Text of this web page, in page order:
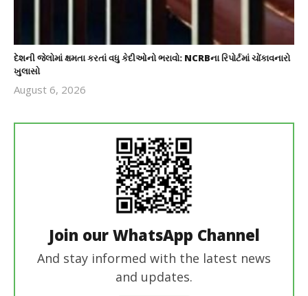
દેશની જેલોમાં ક્ષમતા કરતાં વધુ કેદીઓનો ભરાવો: NCRBના રિપોર્ટમાં ચોંકાવનારો
ખુલાસો
August 6, 2026
Join our WhatsApp Channel
And stay informed with the latest news
and updates.